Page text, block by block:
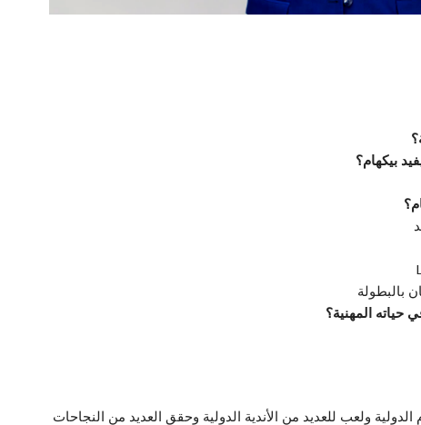
بيكهام؟
المهنية؟
الدولية ولعب للعديد من الأندية الدولية وحقق العديد من النجاحات